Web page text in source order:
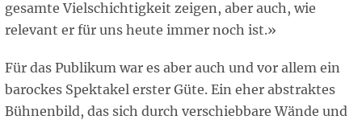
gesamte Vielschichtigkeit zeigen, aber auch, wie
relevant er für uns heute immer noch ist.»
Für das Publikum war es aber auch und vor allem ein
barockes Spektakel erster Güte. Ein eher abstraktes
Bühnenbild, das sich durch verschiebbare Wände und